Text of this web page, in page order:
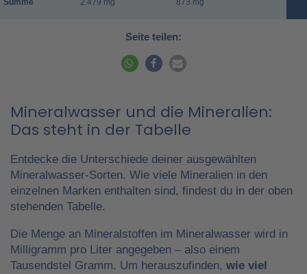
Seite teilen:
Mineralwasser und die Mineralien:
Das steht in der Tabelle
Entdecke die Unterschiede deiner ausgewählten
Mineralwasser-Sorten. Wie viele Mineralien in den
einzelnen Marken enthalten sind, findest du in der oben
stehenden Tabelle.
Die Menge an Mineralstoffen im Mineralwasser wird in
Milligramm pro Liter angegeben – also einem
Tausendstel Gramm. Um herauszufinden, wie viel